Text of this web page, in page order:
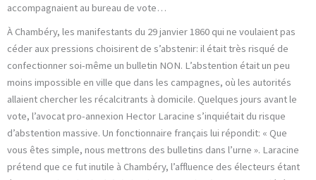
accompagnaient au bureau de vote…
À Chambéry, les manifestants du 29 janvier 1860 qui ne voulaient pas
céder aux pressions choisirent de s’abstenir: il était très risqué de
confectionner soi-même un bulletin NON. L’abstention était un peu
moins impossible en ville que dans les campagnes, où les autorités
allaient chercher les récalcitrants à domicile. Quelques jours avant le
vote, l’avocat pro-annexion Hector Laracine s’inquiétait du risque
d’abstention massive. Un fonctionnaire français lui répondit: « Que
vous êtes simple, nous mettrons des bulletins dans l’urne ». Laracine
prétend que ce fut inutile à Chambéry, l’affluence des électeurs étant